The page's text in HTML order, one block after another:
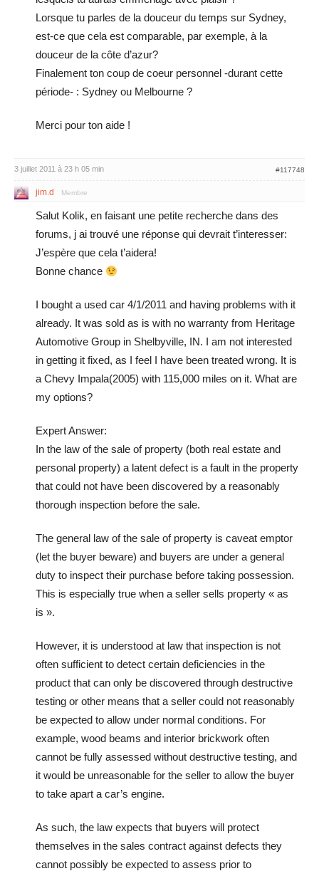
Lorsque tu parles de la douceur du temps sur Sydney,
est-ce que cela est comparable, par exemple, à la
douceur de la côte d’azur?
Finalement ton coup de coeur personnel -durant cette
période- : Sydney ou Melbourne ?
Merci pour ton aide !
3 juillet 2011 à 23 h 05 min #117748
jim.d Membre
Salut Kolik, en faisant une petite recherche dans des
forums, j ai trouvé une réponse qui devrait t’interesser:
J’espère que cela t’aidera!
Bonne chance
I bought a used car 4/1/2011 and having problems with it
already. It was sold as is with no warranty from Heritage
Automotive Group in Shelbyville, IN. I am not interested
in getting it fixed, as I feel I have been treated wrong. It is
a Chevy Impala(2005) with 115,000 miles on it. What are
my options?
Expert Answer:
In the law of the sale of property (both real estate and
personal property) a latent defect is a fault in the property
that could not have been discovered by a reasonably
thorough inspection before the sale.
The general law of the sale of property is caveat emptor
(let the buyer beware) and buyers are under a general
duty to inspect their purchase before taking possession.
This is especially true when a seller sells property « as
is ».
However, it is understood at law that inspection is not
often sufficient to detect certain deficiencies in the
product that can only be discovered through destructive
testing or other means that a seller could not reasonably
be expected to allow under normal conditions. For
example, wood beams and interior brickwork often
cannot be fully assessed without destructive testing, and
it would be unreasonable for the seller to allow the buyer
to take apart a car’s engine.
As such, the law expects that buyers will protect
themselves in the sales contract against defects they
cannot possibly be expected to assess prior to